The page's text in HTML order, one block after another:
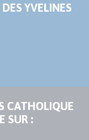
YVELINES
CATHOLIQUE
SUR :